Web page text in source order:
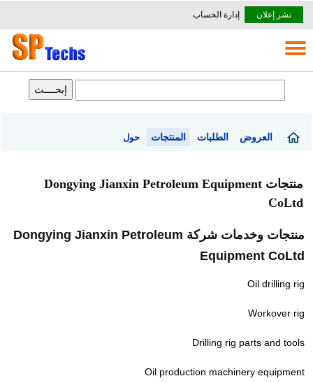
نشر إعلان إدارة الحساب
العروض الطلبات المنتجات حول
منتجات Dongying Jianxin Petroleum Equipment
CoLtd
منتجات وخدمات شركة Dongying Jianxin Petroleum
Equipment CoLtd
Oil drilling rig
Workover rig
Drilling rig parts and tools
Oil production machinery equipment